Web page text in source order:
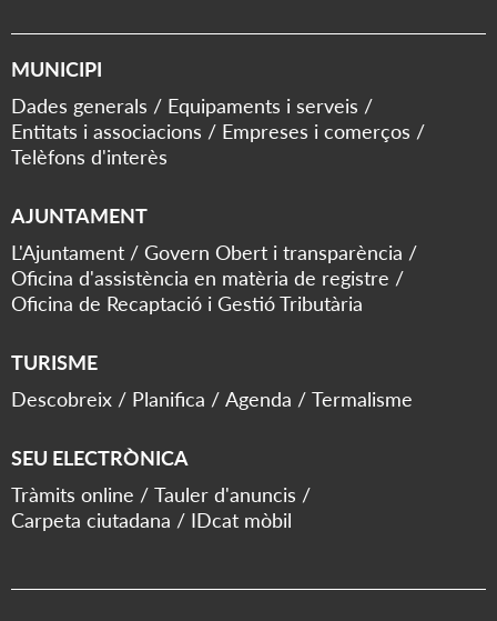
MUNICIPI
Dades generals
Equipaments i serveis
Entitats i associacions
Empreses i comerços
Telèfons d'interès
AJUNTAMENT
L'Ajuntament
Govern Obert i transparència
Oficina d'assistència en matèria de registre
Oficina de Recaptació i Gestió Tributària
TURISME
Descobreix
Planifica Agenda Termalisme
SEU ELECTRÒNICA
Tràmits online
Tauler d'anuncis
Carpeta ciutadana
IDcat mòbil